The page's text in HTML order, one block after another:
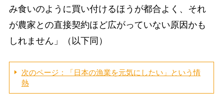
み食いのように買い付けるほうが都合よく、それ
が農家との直接契約ほど広がっていない原因かも
しれません」（以下同）
次のページ：「日本の漁業を元気にしたい」という情
熱